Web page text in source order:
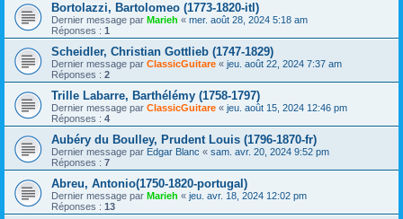
Bortolazzi, Bartolomeo (1773-1820-itl)
Dernier message par Marieh « mer. août 28, 2024 5:18 am
Réponses : 1
Scheidler, Christian Gottlieb (1747-1829)
Dernier message par ClassicGuitare « jeu. août 22, 2024 7:37 am
Réponses : 2
Trille Labarre, Barthélémy (1758-1797)
Dernier message par ClassicGuitare « jeu. août 15, 2024 12:46 pm
Réponses : 4
Aubéry du Boulley, Prudent Louis (1796-1870-fr)
Dernier message par Edgar Blanc « sam. avr. 20, 2024 9:52 pm
Réponses : 7
Abreu, Antonio(1750-1820-portugal)
Dernier message par Marieh « jeu. avr. 18, 2024 12:02 pm
Réponses : 13